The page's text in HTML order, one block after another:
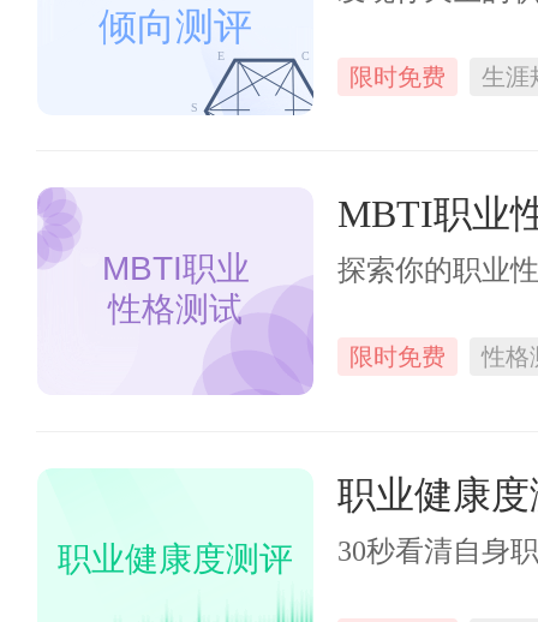
倾向测评
E C
S
限时免费 生涯
MBTI职业
性格测试
MBTI职业
探索你的职业
限时免费 性格
职业健康度测评
职业健康
30秒看清自身